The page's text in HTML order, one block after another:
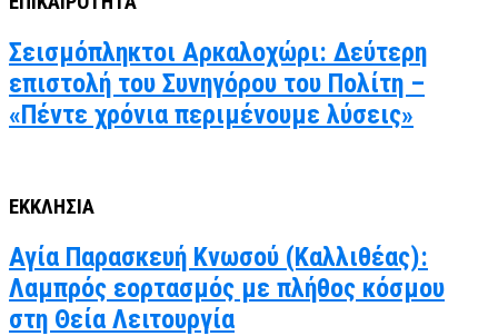
Σεισμόπληκτοι Αρκαλοχώρι: Δεύτερη
επιστολή του Συνηγόρου του Πολίτη –
«Πέντε χρόνια περιμένουμε λύσεις»
ΕΚΚΛΗΣΙΑ
Αγία Παρασκευή Κνωσού (Καλλιθέας):
Λαμπρός εορτασμός με πλήθος κόσμου
στη Θεία Λειτουργία